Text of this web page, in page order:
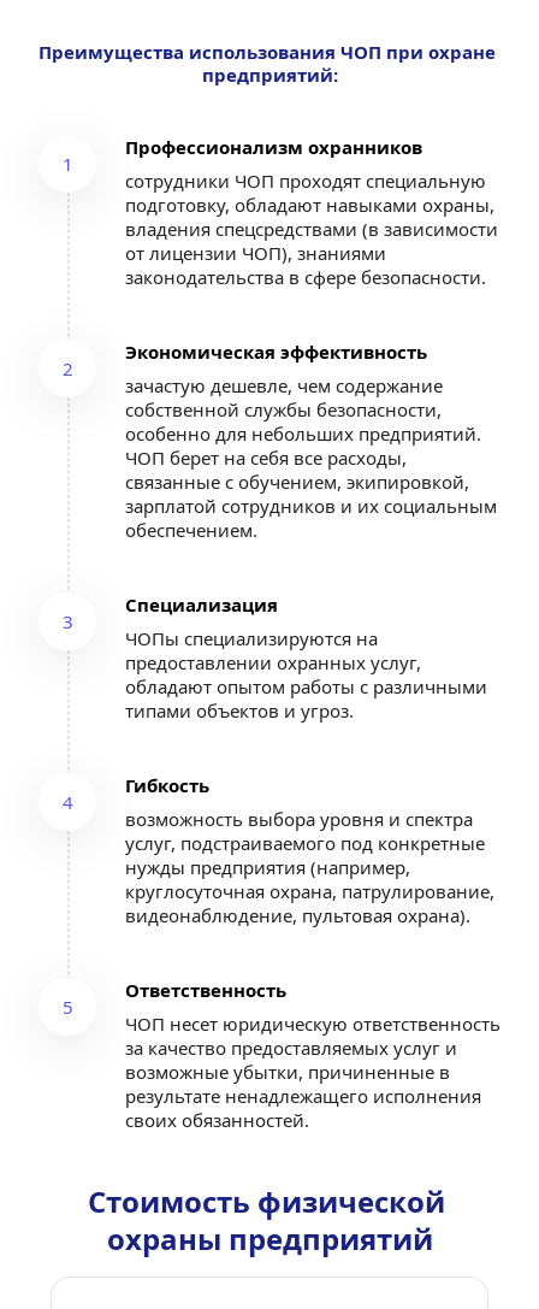
Преимущества использования ЧОП при охране
предприятий:
1
Профессионализм охранников
сотрудники ЧОП проходят специальную
подготовку, обладают навыками охраны,
владения спецсредствами (в зависимости
от лицензии ЧОП), знаниями
законодательства в сфере безопасности.
2
Экономическая эффективность
зачастую дешевле, чем содержание
собственной службы безопасности,
особенно для небольших предприятий.
ЧОП берет на себя все расходы,
связанные с обучением, экипировкой,
зарплатой сотрудников и их социальным
обеспечением.
3
Специализация
ЧОПы специализируются на
предоставлении охранных услуг,
обладают опытом работы с различными
типами объектов и угроз.
4
Гибкость
возможность выбора уровня и спектра
услуг, подстраиваемого под конкретные
нужды предприятия (например,
круглосуточная охрана, патрулирование,
видеонаблюдение, пультовая охрана).
5
Ответственность
ЧОП несет юридическую ответственность
за качество предоставляемых услуг и
возможные убытки, причиненные в
результате ненадлежащего исполнения
своих обязанностей.
Стоимость физической
охраны предприятий